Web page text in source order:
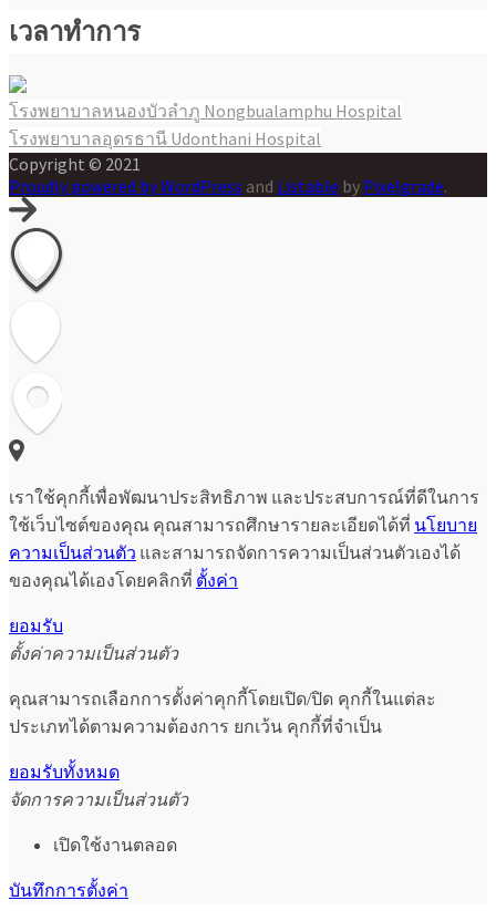
เวลาทำการ
แนะแนว
เรื่อง
โรงพยาบาลหนองบัวลำภู Nongbualamphu Hospital
โรงพยาบาลอุดรธานี Udonthani Hospital
Copyright © 2021
Proudly powered by WordPress and Listable by Pixelgrade.
เราใช้คุกกี้เพื่อพัฒนาประสิทธิภาพ และประสบการณ์ที่ดีในการ
ใช้เว็บไซต์ของคุณ คุณสามารถศึกษารายละเอียดได้ที่ นโยบาย
ความเป็นส่วนตัว และสามารถจัดการความเป็นส่วนตัวเองได้
ของคุณได้เองโดยคลิกที่ ตั้งค่า
ยอมรับ
ตั้งค่าความเป็นส่วนตัว
คุณสามารถเลือกการตั้งค่าคุกกี้โดยเปิด/ปิด คุกกี้ในแต่ละ
ประเภทได้ตามความต้องการ ยกเว้น คุกกี้ที่จำเป็น
ยอมรับทั้งหมด
จัดการความเป็นส่วนตัว
เปิดใช้งานตลอด
บันทึกการตั้งค่า